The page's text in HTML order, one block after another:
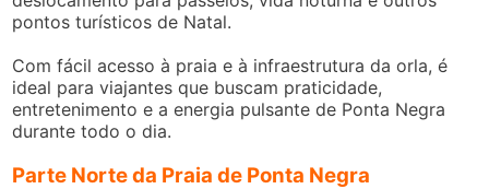
pontos turísticos de Natal.
Com fácil acesso à praia e à infraestrutura da orla, é
ideal para viajantes que buscam praticidade,
entretenimento e a energia pulsante de Ponta Negra
durante todo o dia.
Parte Norte da Praia de Ponta Negra